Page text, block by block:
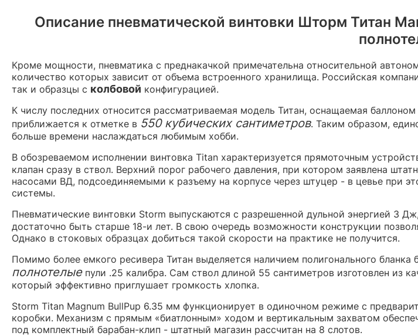
Описание пневматической винтовки Шторм Титан
Кроме мощности, пневматика с преднакачкой примечательна относительной
количество которых зависит от объема встроенного хранилища. Российская
так и образцы с колбовой конфигурацией.
К числу последних относится рассматриваемая модель Титан, оснащаемая
приближается к отметке в 550 кубических сантиметров. Таким образом,
больше времени наслаждаться любимым хобби.
В обозреваемом исполнении винтовка Titan характеризуется прямоточным
клапан сразу в ствол. Верхний порог рабочего давления, при котором заявлена
насосами ВД, подсоединяемыми к разъему на корпусе через штуцер - в цевье при
системы.
Пневматические винтовки Storm выпускаются с разрешенной дульной энергией 3
достаточно быть старше 18-и лет. В свою очередь возможности конструкции
Однако в стоковых образцах добиться такой скорости на практике не получится.
Помимо более емкого ресивера Титан выделяется наличием полигонального
полнотелыепули .25 калибра. Сам ствол длиной 55 сантиметров изготовлен из
который эффективно приглушает громкость хлопка.
Storm Titan Magnum BullPup 6.35 мм функционирует в одиночном режиме с
коробки. Механизм с прямым «биатлонным» ходом и вертикальным захватом
под комплектный барабан-клип - штатный магазин рассчитан на 8 слотов.